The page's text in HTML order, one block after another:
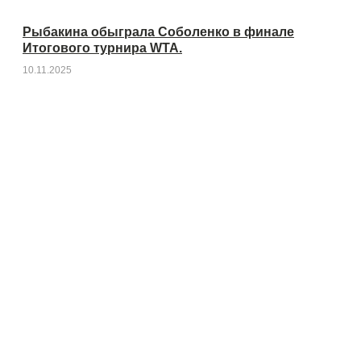
Рыбакина обыграла Соболенко в финале
Итогового турнира WTA.
10.11.2025